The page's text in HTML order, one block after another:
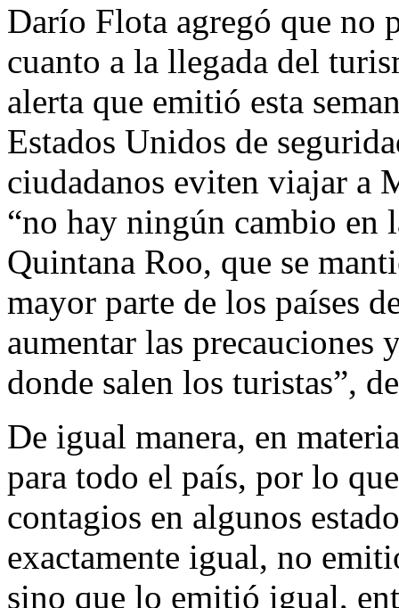
Darío Flota agregó que no
cuanto a la llegada del
alerta que emitió esta
Estados Unidos de
ciudadanos eviten viajar a
“no hay ningún cambio en
Quintana Roo, que se
mayor parte de los países
aumentar las precauciones
donde salen los turistas”,
De igual manera, en
para todo el país, por lo
contagios en algunos
exactamente igual, no
sino que lo emitió igual,